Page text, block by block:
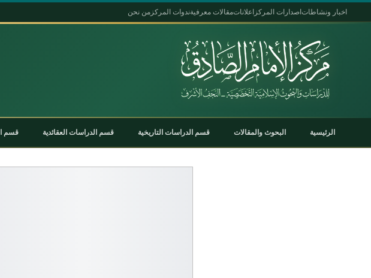
اخبار ونشاطات اصدارات المركز اعلاناتمقالات معرفيةندوات المركز من نحن
الرئيسية البحوث والمقالات قسم الدراسات التاريخية قسم الدراسات العقائدية قسم